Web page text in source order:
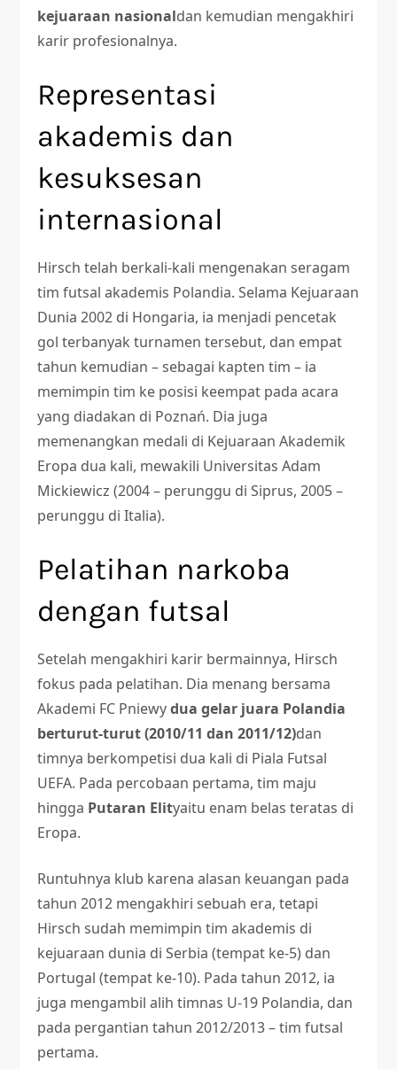
kejuaraan nasionaldan kemudian mengakhiri
karir profesionalnya.
Representasi
akademis dan
kesuksesan
internasional
Hirsch telah berkali-kali mengenakan seragam
tim futsal akademis Polandia. Selama Kejuaraan
Dunia 2002 di Hongaria, ia menjadi pencetak
gol terbanyak turnamen tersebut, dan empat
tahun kemudian – sebagai kapten tim – ia
memimpin tim ke posisi keempat pada acara
yang diadakan di Poznań. Dia juga
memenangkan medali di Kejuaraan Akademik
Eropa dua kali, mewakili Universitas Adam
Mickiewicz (2004 – perunggu di Siprus, 2005 –
perunggu di Italia).
Pelatihan narkoba
dengan futsal
Setelah mengakhiri karir bermainnya, Hirsch
fokus pada pelatihan. Dia menang bersama
Akademi FC Pniewydua gelar juara Polandia
berturut-turut (2010/11 dan 2011/12)dan
timnya berkompetisi dua kali di Piala Futsal
UEFA. Pada percobaan pertama, tim maju
hingga Putaran Elityaitu enam belas teratas di
Eropa.
Runtuhnya klub karena alasan keuangan pada
tahun 2012 mengakhiri sebuah era, tetapi
Hirsch sudah memimpin tim akademis di
kejuaraan dunia di Serbia (tempat ke-5) dan
Portugal (tempat ke-10). Pada tahun 2012, ia
juga mengambil alih timnas U-19 Polandia, dan
pada pergantian tahun 2012/2013 – tim futsal
pertama.